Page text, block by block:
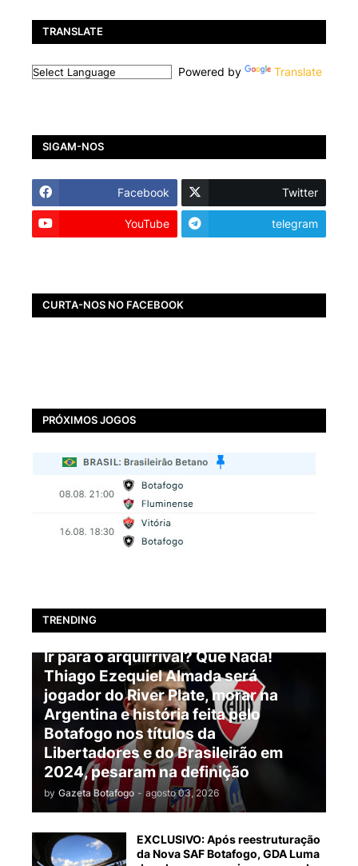
TRANSLATE
Powered by Translate
SIGAM-NOS
Facebook Twitter
YouTube telegram
CURTA-NOS NO FACEBOOK
PRÓXIMOS JOGOS
TRENDING
BOTAFOGO
Ir para o arquirrival? Que Nada!
Thiago Ezequiel Almada será
jogador do River Plate, morar na
Argentina e história feita pelo
Botafogo nos títulos da
Libertadores e do Brasileirão em
2024, pesaram na definição
by Gazeta Botafogo - agosto 03, 2026
EXCLUSIVO: Após reestruturação
da Nova SAF Botafogo, GDA Luma